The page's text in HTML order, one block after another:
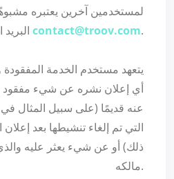
لمستخدمين آخرين يعتبره
contact@troov.com.
يتعهد مستخدم الخدمة المفقودة
أي إعلان نشره عن شيء مفقود
عنه قديمًا (على سبيل المثال
التي تم إلغاء تنشيطها بعد
ذلك) أو عن شيء يعثر عليه
مالكه.